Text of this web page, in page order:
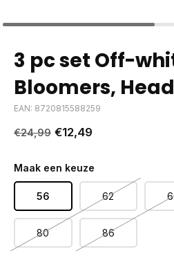
3 pc set Off-
Bloomers,
EAN: 8720815588259
€24,99 €12,49
Maak een keuze
56 62
80 86